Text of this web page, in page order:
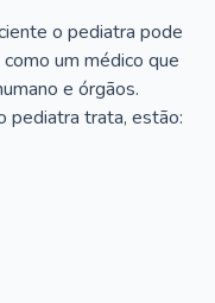
o pediatra pode
um médico que
e órgãos.
pediatra trata, estão: